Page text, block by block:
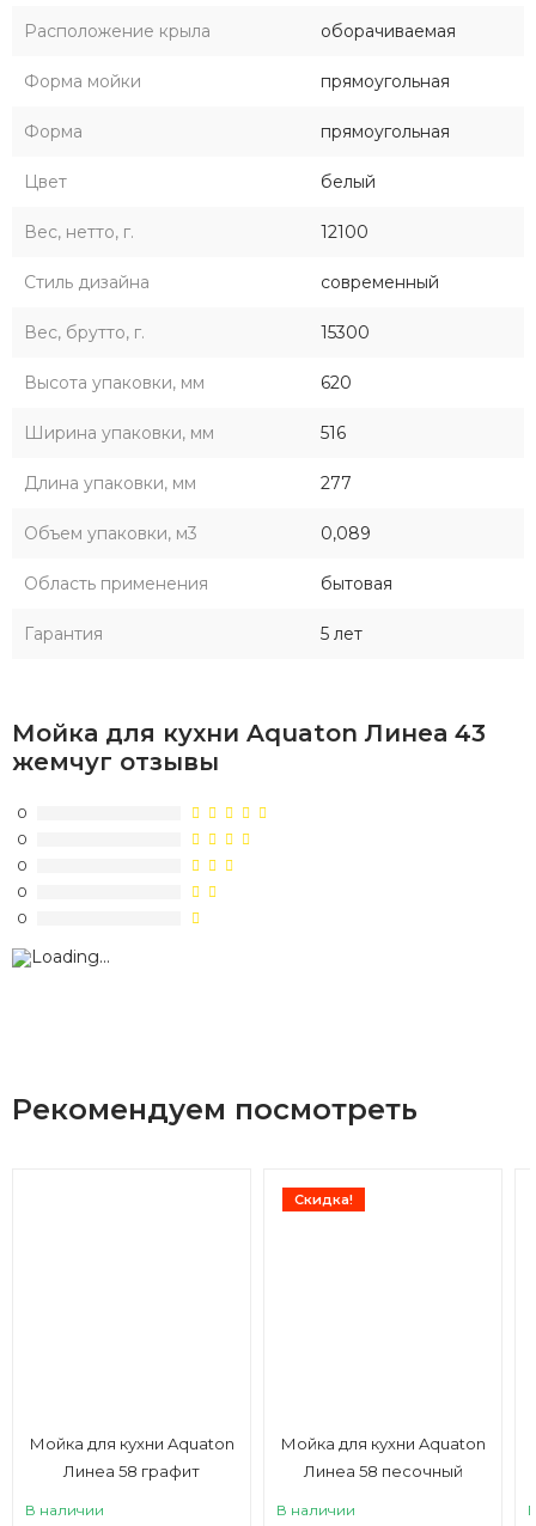
Расположение крыла оборачиваемая
Форма мойки прямоугольная
Форма прямоугольная
Цвет белый
Вес, нетто, г. 12100
Стиль дизайна современный
Вес, брутто, г. 15300
Высота упаковки, мм 620
Ширина упаковки, мм 516
Длина упаковки, мм 277
Объем упаковки, м3 0,089
Область применения бытовая
Гарантия 5 лет
Мойка для кухни Aquaton Линеа 43
жемчуг отзывы
0
0
0
0
0
Рекомендуем посмотреть
Мойка для кухни Aquaton
Линеа 58 графит
В наличии
Скидка!
Мойка для кухни Aquaton
Линеа 58 песочный
В наличии